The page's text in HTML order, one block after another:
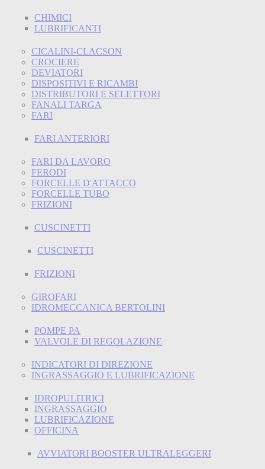
CHIMICI
LUBRIFICANTI
CICALINI-CLACSON
CROCIERE
DEVIATORI
DISPOSITIVI E RICAMBI
DISTRIBUTORI E SELETTORI
FANALI TARGA
FARI
FARI ANTERIORI
FARI DA LAVORO
FERODI
FORCELLE D'ATTACCO
FORCELLE TUBO
FRIZIONI
CUSCINETTI
CUSCINETTI
FRIZIONI
GIROFARI
IDROMECCANICA BERTOLINI
POMPE PA
VALVOLE DI REGOLAZIONE
INDICATORI DI DIREZIONE
INGRASSAGGIO E LUBRIFICAZIONE
IDROPULITRICI
INGRASSAGGIO
LUBRIFICAZIONE
OFFICINA
AVVIATORI BOOSTER ULTRALEGGERI